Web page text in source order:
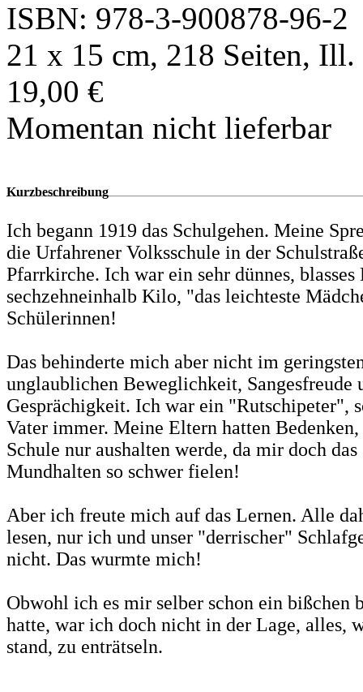
ISBN: 978-3-900878-96-2
21 x 15 cm, 218 Seiten, Ill.
19,00 €
Momentan nicht lieferbar
Kurzbeschreibung
Ich begann 1919 das Schulgehen. Meine
die Urfahrener Volksschule in der
Pfarrkirche. Ich war ein sehr dünnes,
sechzehneinhalb Kilo, "das leichteste
Schülerinnen!
Das behinderte mich aber nicht im
unglaublichen Beweglichkeit, Sangesfreude
Gesprächigkeit. Ich war ein "Rutschipeter",
Vater immer. Meine Eltern hatten
Schule nur aushalten werde, da mir doch
Mundhalten so schwer fielen!
Aber ich freute mich auf das Lernen. Alle
lesen, nur ich und unser "derrischer"
nicht. Das wurmte mich!
Obwohl ich es mir selber schon ein bißchen
hatte, war ich doch nicht in der Lage, alles,
stand, zu enträtseln.